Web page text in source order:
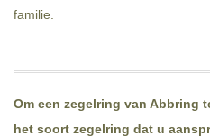
familie.
Om een zegelring van Abbring
het soort zegelring dat u